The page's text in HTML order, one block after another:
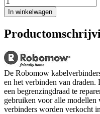
In winkelwagen
De Robomow
en het verbinden van
een begrenzingdraad te
gebruiken voor alle modellen
verbinders worden verkocht